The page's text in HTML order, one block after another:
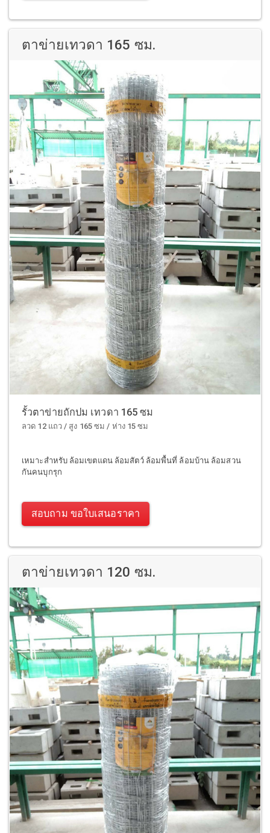
ตาข่ายเทวดา 165 ซม.
รั้วตาข่ายถักปม เทวดา 165 ซม
ลวด 12 แถว / สูง 165 ซม / ห่าง 15 ซม
เหมาะสำหรับ ล้อมเขตแดน ล้อมสัตว์ ล้อมพื้นที่ ล้อมบ้าน ล้อมสวน
กันคนบุกรุก
สอบถาม ขอใบเสนอราคา
ตาข่ายเทวดา 120 ซม.